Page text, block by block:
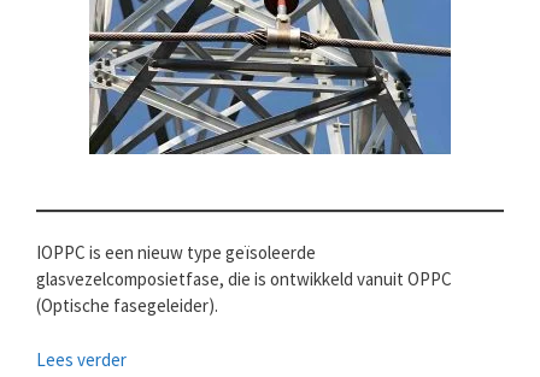
IOPPC is een nieuw type geïsoleerde
glasvezelcomposietfase, die is ontwikkeld vanuit OPPC
(Optische fasegeleider).
Lees verder